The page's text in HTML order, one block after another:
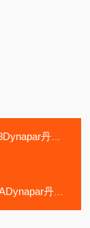
HSD35409650DL
HSD35409651E1